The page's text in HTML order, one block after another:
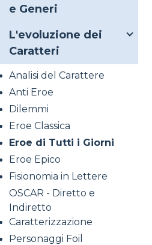
e Generi
L'evoluzione dei
Caratteri
Analisi del Carattere
Anti Eroe
Dilemmi
Eroe Classica
Eroe di Tutti i Giorni
Eroe Epico
Fisionomia in Lettere
OSCAR - Diretto e
Indiretto
Caratterizzazione
Personaggi Foil